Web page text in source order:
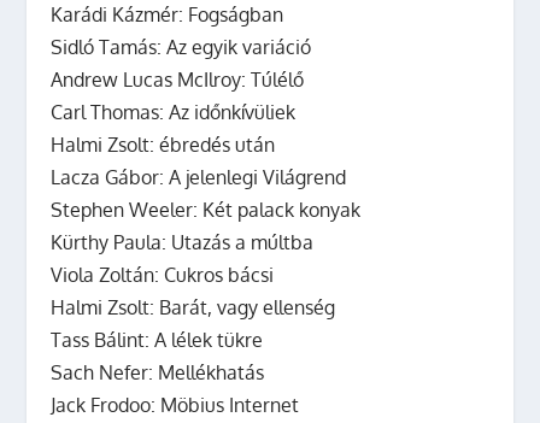
Karádi Kázmér: Fogságban
Sidló Tamás: Az egyik variáció
Andrew Lucas McIlroy: Túlélő
Carl Thomas: Az időnkívüliek
Halmi Zsolt: ébredés után
Lacza Gábor: A jelenlegi Világrend
Stephen Weeler: Két palack konyak
Kürthy Paula: Utazás a múltba
Viola Zoltán: Cukros bácsi
Halmi Zsolt: Barát, vagy ellenség
Tass Bálint: A lélek tükre
Sach Nefer: Mellékhatás
Jack Frodoo: Möbius Internet